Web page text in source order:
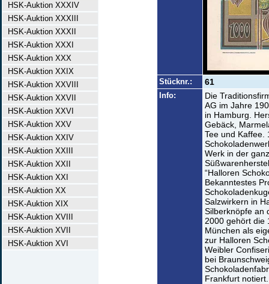
HSK-Auktion XXXIV
HSK-Auktion XXXIII
HSK-Auktion XXXII
HSK-Auktion XXXI
HSK-Auktion XXX
HSK-Auktion XXIX
HSK-Auktion XXVIII
HSK-Auktion XXVII
HSK-Auktion XXVI
HSK-Auktion XXV
HSK-Auktion XXIV
HSK-Auktion XXIII
HSK-Auktion XXII
HSK-Auktion XXI
HSK-Auktion XX
HSK-Auktion XIX
HSK-Auktion XVIII
HSK-Auktion XVII
HSK-Auktion XVI
Stücknr.: 61
Info:
Die
AG im Jahre
in Hamburg.
Gebäck,
Tee und Kaffee.
Werk in der
“Halloren
Bekanntestes
Salzwirkern in
Silberknöpfe an
2000 gehört die
München als
zur Halloren
Weibler
bei
Frankfurt notiert.